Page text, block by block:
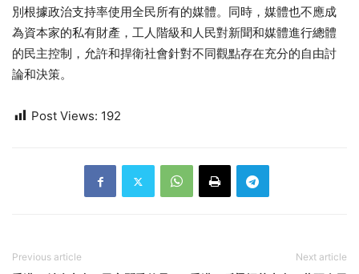
別根據政治支持率使用全民所有的媒體。同時，媒體也不應成
為資本家的私有財產，工人階級和人民對新聞和媒體進行總體
的民主控制，允許和捍衛社會針對不同觀點存在充分的自由討
論和決策。
Post Views: 192
Previous article Next article